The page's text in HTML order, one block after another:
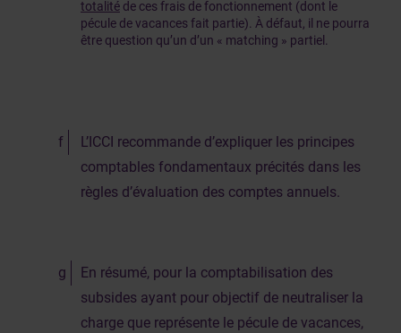
totalité de ces frais de fonctionnement (dont le
pécule de vacances fait partie). À défaut, il ne pourra
être question qu’un d’un « matching » partiel.
L’ICCI recommande d’expliquer les principes
comptables fondamentaux précités dans les
règles d’évaluation des comptes annuels.
En résumé, pour la comptabilisation des
subsides ayant pour objectif de neutraliser la
charge que représente le pécule de vacances,